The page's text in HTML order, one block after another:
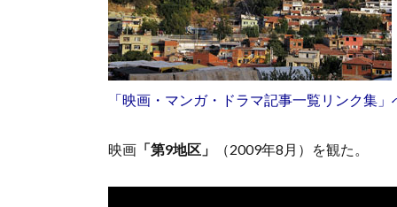
「映画・マンガ・ドラマ記事一覧リンク集」
映画 「第9地区」 （2009年8月）を観た。